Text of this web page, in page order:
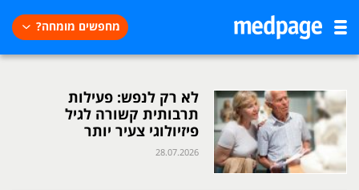
מחפשים מומחה?
לא רק לנפש: פעילות
תרבותית קשורה לגיל
פיזיולוגי צעיר יותר
28.07.2026